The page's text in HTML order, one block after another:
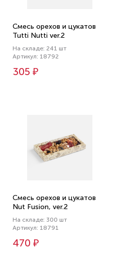
Смесь орехов и цукатов
Tutti Nutti ver.2
На складе: 241 шт
Артикул: 18792
305 ₽
Смесь орехов и цукатов
Nut Fusion, ver.2
На складе: 300 шт
Артикул: 18791
470 ₽